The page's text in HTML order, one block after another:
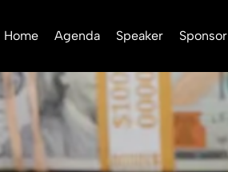
Home Agenda Speaker Sponsor